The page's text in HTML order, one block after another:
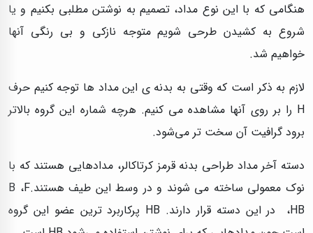
هنگامی که با این نوع مداد، تصمیم به نوشتن مطلبی بکنیم و یا
شروع به کشیدن طرحی شویم متوجه نازکی و بی رنگی آنها
خواهیم شد.
لازم به ذکر است که وقتی به بدنه ی این مداد ها توجه کنیم حرف
H را بر روی آنها مشاهده می کنیم. هرچه شماره این گروه بالاتر
برود گرافیت آن سخت تر می‌شود.
دسته آخر مداد طراحی بدنه قرمز کرتاکالر، مدادهایی هستند که با
نوک معمولی ساخته می شوند و در وسط این طیف هستند.B ،F
،HB در این دسته قرار دارند. HB پرکاربرد ترین عضو این گروه